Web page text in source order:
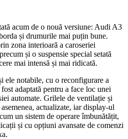
acum de o nouă versiune: Audi A3
și drumurile mai puțin bune.
zona interioară a caroseriei
și o suspensie special setată
mai intensă și mai ridicată.
ele notabile, cu o reconfigurare a
adaptată pentru a face loc unei
automate. Grilele de ventilație și
actualizate, iar display-ul
un sistem de operare îmbunătățit,
și cu opțiuni avansate de comenzi